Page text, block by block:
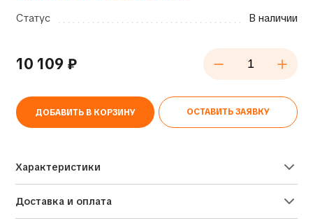
Статус
В наличии
10 109 ₽
ДОБАВИТЬ В КОРЗИНУ ОСТАВИТЬ ЗАЯВКУ
Характеристики
Доставка и оплата